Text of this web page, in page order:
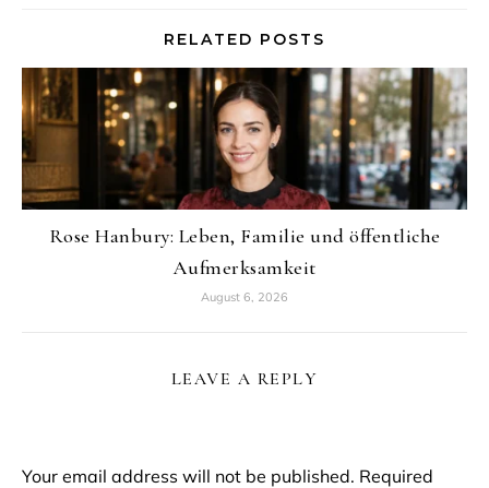
RELATED POSTS
Rose Hanbury: Leben, Familie und öffentliche
Aufmerksamkeit
August 6, 2026
LEAVE A REPLY
Your email address will not be published. Required